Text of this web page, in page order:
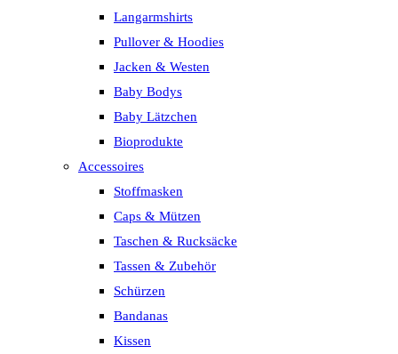
Langarmshirts
Pullover & Hoodies
Jacken & Westen
Baby Bodys
Baby Lätzchen
Bioprodukte
Accessoires
Stoffmasken
Caps & Mützen
Taschen & Rucksäcke
Tassen & Zubehör
Schürzen
Bandanas
Kissen